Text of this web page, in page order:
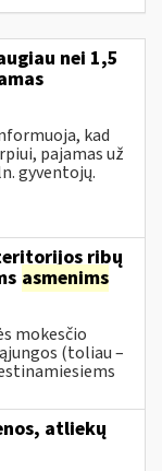
nei 1,5
kad
pajamas už
gyventojų.
ribų
asmenims
mokesčio
(toliau –
atliekų